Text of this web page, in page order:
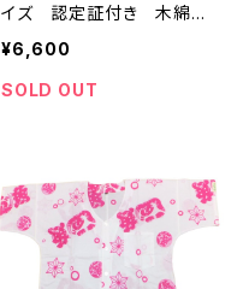
イズ 認定証付き 木綿
晒 麻の葉柄 黒×迷彩カ
モ 日本製 注染そめ 浴
衣生地 リーフマーク 職
¥6,600
SOLD OUT